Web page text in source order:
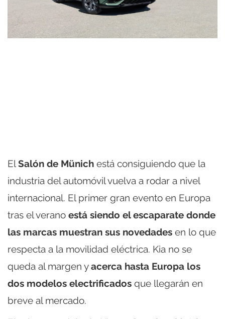
ElSalón de Münich está consiguiendo que la
industria del automóvil vuelva a rodar a nivel
internacional. El primer gran evento en Europa
tras el verano está siendo el escaparate donde
las marcas muestran sus novedades en lo que
respecta a la movilidad eléctrica. Kia no se
queda al margen yacerca hasta Europa los
dos modelos electrificados que llegarán en
breve al mercado.